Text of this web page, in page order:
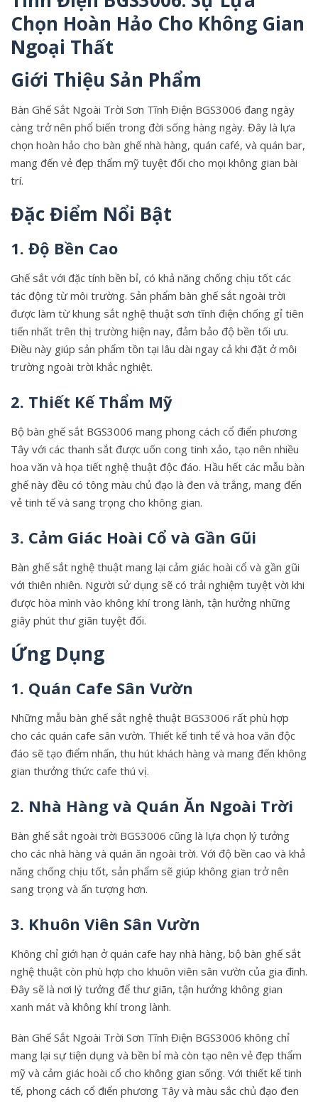
Chọn Hoàn Hảo Cho Không Gian
Ngoại Thất
Giới Thiệu Sản Phẩm
Bàn Ghế Sắt Ngoài Trời Sơn Tĩnh Điện BGS3006 đang ngày
càng trở nên phổ biến trong đời sống hàng ngày. Đây là lựa
chọn hoàn hảo cho bàn ghế nhà hàng, quán café, và quán bar,
mang đến vẻ đẹp thẩm mỹ tuyệt đối cho mọi không gian bài
trí.
Đặc Điểm Nổi Bật
1. Độ Bền Cao
Ghế sắt với đặc tính bền bỉ, có khả năng chống chịu tốt các
tác động từ môi trường. Sản phẩm bàn ghế sắt ngoài trời
được làm từ khung sắt nghệ thuật sơn tĩnh điện chống gỉ tiên
tiến nhất trên thị trường hiện nay, đảm bảo độ bền tối ưu.
Điều này giúp sản phẩm tồn tại lâu dài ngay cả khi đặt ở môi
trường ngoài trời khắc nghiệt.
2. Thiết Kế Thẩm Mỹ
Bộ bàn ghế sắt BGS3006 mang phong cách cổ điển phương
Tây với các thanh sắt được uốn cong tinh xảo, tạo nên nhiều
hoa văn và họa tiết nghệ thuật độc đáo. Hầu hết các mẫu bàn
ghế này đều có tông màu chủ đạo là đen và trắng, mang đến
vẻ tinh tế và sang trọng cho không gian.
3. Cảm Giác Hoài Cổ và Gần Gũi
Bàn ghế sắt nghệ thuật mang lại cảm giác hoài cổ và gần gũi
với thiên nhiên. Người sử dụng sẽ có trải nghiệm tuyệt vời khi
được hòa mình vào không khí trong lành, tận hưởng những
giây phút thư giãn tuyệt đối.
Ứng Dụng
1. Quán Cafe Sân Vườn
Những mẫu bàn ghế sắt nghệ thuật BGS3006 rất phù hợp
cho các quán cafe sân vườn. Thiết kế tinh tế và hoa văn độc
đáo sẽ tạo điểm nhấn, thu hút khách hàng và mang đến không
gian thưởng thức cafe thú vị.
2. Nhà Hàng và Quán Ăn Ngoài Trời
Bàn ghế sắt ngoài trời BGS3006 cũng là lựa chọn lý tưởng
cho các nhà hàng và quán ăn ngoài trời. Với độ bền cao và khả
năng chống chịu tốt, sản phẩm sẽ giúp không gian trở nên
sang trọng và ấn tượng hơn.
3. Khuôn Viên Sân Vườn
Không chỉ giới hạn ở quán cafe hay nhà hàng, bộ bàn ghế sắt
nghệ thuật còn phù hợp cho khuôn viên sân vườn của gia đình.
Đây sẽ là nơi lý tưởng để thư giãn, tận hưởng không gian
xanh mát và không khí trong lành.
Bàn Ghế Sắt Ngoài Trời Sơn Tĩnh Điện BGS3006 không chỉ
mang lại sự tiện dụng và bền bỉ mà còn tạo nên vẻ đẹp thẩm
mỹ và cảm giác hoài cổ cho không gian sống. Với thiết kế tinh
tế, phong cách cổ điển phương Tây và màu sắc chủ đạo đen